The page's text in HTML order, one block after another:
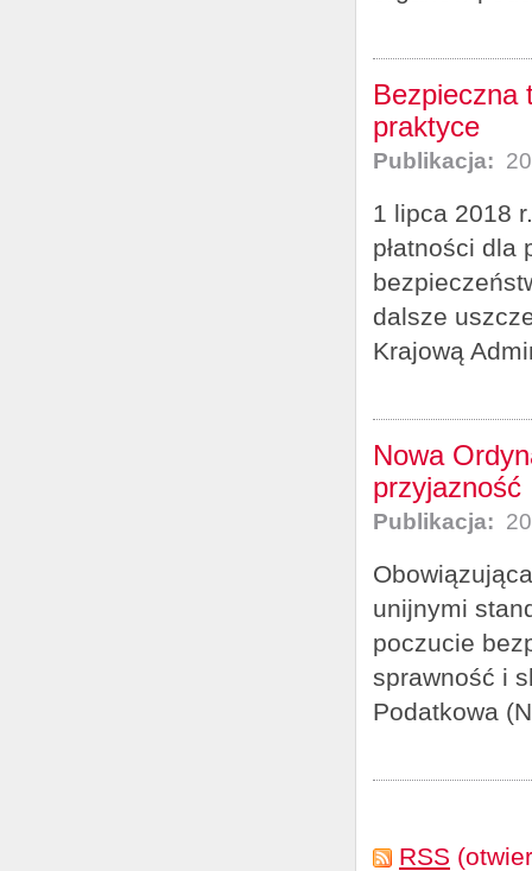
Bezpieczna
praktyce
Publikacja:
1 lipca 2018
płatności dla
dalsze
Krajową
Nowa
przyjazność
Publikacja:
unijnymi
poczucie
sprawność i
Podatkowa
RSS